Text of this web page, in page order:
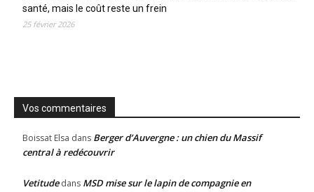
santé, mais le coût reste un frein
25 février 2026
Vos commentaires
Boissat Elsa dans Berger d’Auvergne : un chien du Massif
central à redécouvrir
Vetitudedans MSD mise sur le lapin de compagnie en